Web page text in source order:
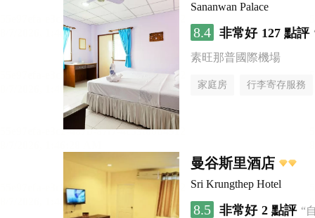
Sananwan Palace
8.4 非常好 127 點評
素旺那普國際機場
家庭房 行李寄存服務
曼谷斯里酒店
Sri Krungthep Hotel
8.5 非常好 2 點評 “